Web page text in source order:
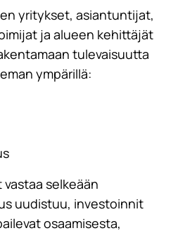
yritykset, asiantuntijat,
ja alueen kehittäjät
tulevaisuutta
ympärillä:
selkeään
uudistuu, investoinnit
osaamisesta,